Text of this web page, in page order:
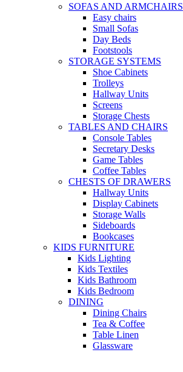
SOFAS AND ARMCHAIRS
Easy chairs
Small Sofas
Day Beds
Footstools
STORAGE SYSTEMS
Shoe Cabinets
Trolleys
Hallway Units
Screens
Storage Chests
TABLES AND CHAIRS
Console Tables
Secretary Desks
Game Tables
Coffee Tables
CHESTS OF DRAWERS
Hallway Units
Display Cabinets
Storage Walls
Sideboards
Bookcases
KIDS FURNITURE
Kids Lighting
Kids Textiles
Kids Bathroom
Kids Bedroom
DINING
Dining Chairs
Tea & Coffee
Table Linen
Glassware